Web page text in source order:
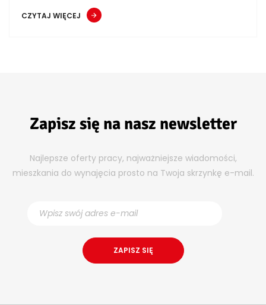
CZYTAJ WIĘCEJ
Zapisz się na nasz newsletter
Najlepsze oferty pracy, najważniejsze wiadomości,
mieszkania do wynajęcia prosto na Twoja skrzynkę e-mail.